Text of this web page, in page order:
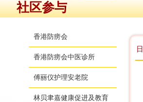
社区参与
香港防痨会
香港防痨会中医诊所
傅丽仪护理安老院
林贝聿嘉健康促进及教育